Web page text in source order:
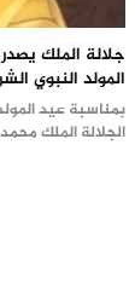
المولد النبوي
بمناسبة عيد
الجلالة الملك